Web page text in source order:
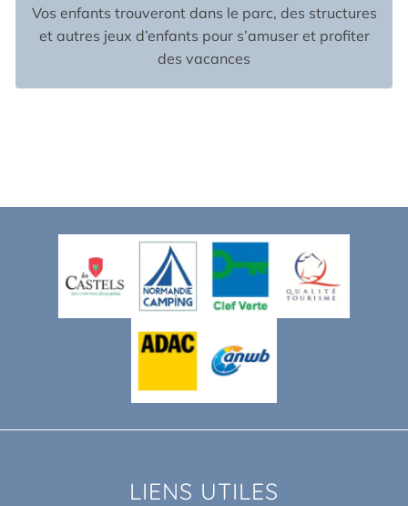
Vos enfants trouveront dans le parc, des structures
et autres jeux d’enfants pour s’amuser et profiter
des vacances
LIENS UTILES